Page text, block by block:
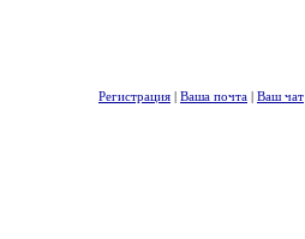
Регистрация | Ваша почта | Ваш чат